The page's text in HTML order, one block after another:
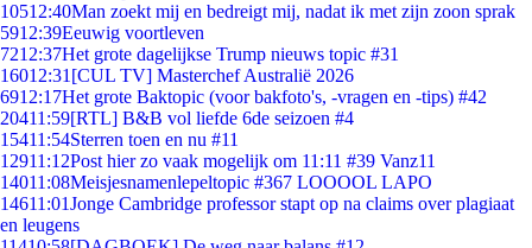
10512:40Man zoekt mij en bedreigt mij, nadat ik met zijn zoon sprak
5912:39Eeuwig voortleven
7212:37Het grote dagelijkse Trump nieuws topic #31
16012:31 [CUL TV] Masterchef Australië 2026
6912:17Het grote Baktopic (voor bakfoto's, -vragen en -tips) #42
20411:59[RTL] B&B vol liefde 6de seizoen #4
15411:54Sterren toen en nu #11
12911:12Post hier zo vaak mogelijk om 11:11 #39 Vanz11
14011:08Meisjesnamenlepeltopic #367 LOOOOL LAPO
14611:01Jonge Cambridge professor stapt op na claims over plagiaat
en leugens